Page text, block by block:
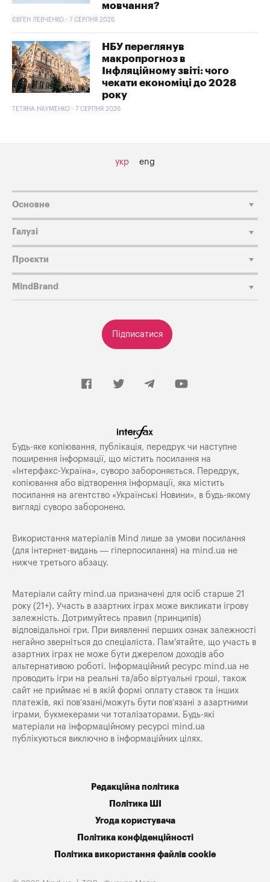
мовчання?
ЄВГЕН ЛЕВЧЕНКО - 7 СЕРПНЯ 2026
НБУ переглянув
макропрогноз в
Інфляційному звіті: чого
чекати економіці до 2028
року
ТЕТЯНА НАУМЕНКО - 7 СЕРПНЯ 2026
укр eng
Підписатися
Основне
Галузі
Проєкти
MindBrand
Будь-яке копiювання, публiкацiя, передрук чи наступне
поширення iнформацiї, що мiстить посилання на
«Iнтерфакс-Україна», суворо забороняється. Передрук,
копіювання або відтворення інформації, яка містить
посилання на агентство «Українські Новини», в будь-якому
вигляді суворо заборонено.
Використання матеріалів Mind лише за умови посилання
(для інтернет-видань — гіперпосилання) на mind.ua не
нижче третього абзацу.
Матеріали сайту mind.ua призначені для осіб старше 21
року (21+). Участь в азартних іграх може викликати ігрову
залежність. Дотримуйтесь правил (принципів)
відповідальної гри. При виявленні перших ознак залежності
негайно зверніться до спеціаліста. Пам'ятайте, що участь в
азартних іграх не може бути джерелом доходів або
альтернативою роботі. Інформаційний ресурс mind.ua не
проводить ігри на реальні та/або віртуальні гроші, також
сайт не приймає ні в якій формі оплату ставок та інших
платежів, які пов’язані/можуть бути пов’язані з азартними
іграми, букмекерами чи тоталізаторами. Будь-які
матеріали на інформаційному ресурсі mind.ua
публікуються виключно в інформаційних цілях.
Редакційна політика
Політика ШІ
Угода користувача
Політика конфіденційності
Політика використання файлів cookie